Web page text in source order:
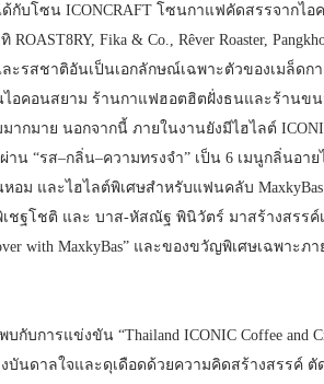
กับโซน ICONCRAFT โซนกาแฟคัดสรรจากไ
Fika & Co., Rêver Roaster,
ละรสชาติอันเป็นเอกลักษณ์เฉพาะตัวของเมล็ดก
อคอนสยาม ร้านกาแฟฮอตฮิตฝั่งธนและร้านข
ากมาย นอกจากนี้ ภายในงานยังมีไฮไลต์
น “รส–กลิ่น–ความทรงจำ” เป็น 6 เมนูกลิ่นอาย
ม และไฮไลต์พิเศษสำหรับแฟนคลับ MaxkyBas
ชฐโชติ และ บาส-หัสณัฐ พินิวัตร์ มาสร้างสรร
with MaxkyBas” และของขวัญพิเศษเฉพาะภ
บการแข่งขัน “Thailand ICONIC Coffee and
งบันดาลใจและดุเดือดด้วยความคิดสร้างสรรค์